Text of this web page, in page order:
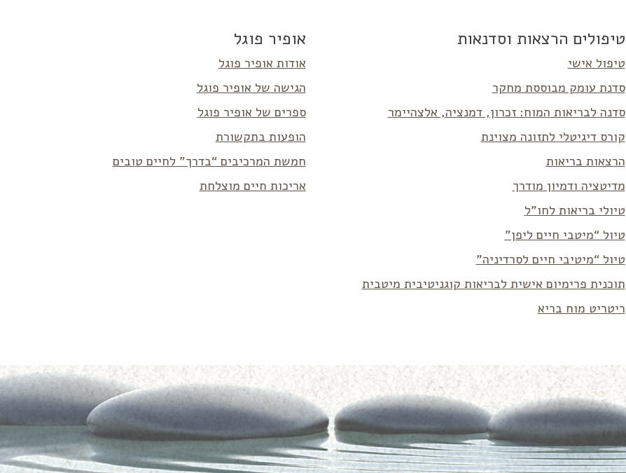
אופיר פוגל
אודות אופיר פוגל
הגישה של אופיר פוגל
ספרים של אופיר פוגל
הופעות בתקשורת
חמשת המרכיבים “בדרך” לחיים טובים
אריכות חיים מוצלחת
טיפולים הרצאות וסדנאות
טיפול אישי
סדנת עומק מבוססת מחקר
סדנה לבריאות המוח: זכרון, דמנציה, אלצהיימר
קורס דיגיטלי לתזונה מצוינת
הרצאות בריאות
מדיטציה ודמיון מודרך
טיולי בריאות לחו”ל
טיול “מיטבי חיים ליפן”
טיול “מיטיבי חיים לסרדיניה”
תוכנית פרימיום אישית לבריאות קוגניטיבית מיטבית
ריטריט מוח בריא